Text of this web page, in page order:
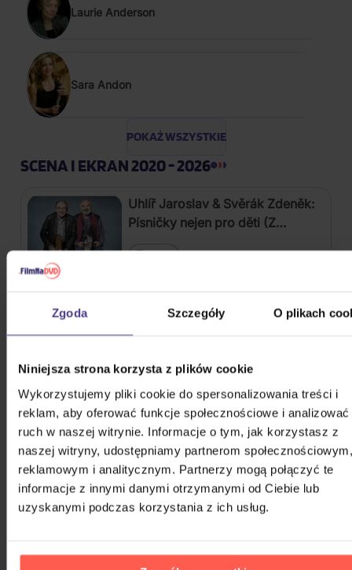
Zgoda Szczegóły O plikach
Niniejsza strona korzysta z plików cookie
Wykorzystujemy pliki cookie do spersonalizowania treści i
reklam, aby oferować funkcje społecznościowe i analizować
ruch w naszej witrynie. Informacje o tym, jak korzystasz z
naszej witryny, udostępniamy partnerom społecznościowym,
reklamowym i analitycznym. Partnerzy mogą połączyć te
informacje z innymi danymi otrzymanymi od Ciebie lub
uzyskanymi podczas korzystania z ich usług.
Laurie Anderson
Sara Andon
POKAŻ WSZYSTKIE
SCENA I EKRAN 2020 - 2026
Uhlíř Jaroslav & Svěrák Zdeněk:
Písničky nejen pro děti (Z
Pink Floyd: Pink Floyd At Pompeii
Na magazynie 127,80 zł
Soundtrack: Stranger Things:
Soundtrack From The Netflix
Series, Season 4
2Vinyl